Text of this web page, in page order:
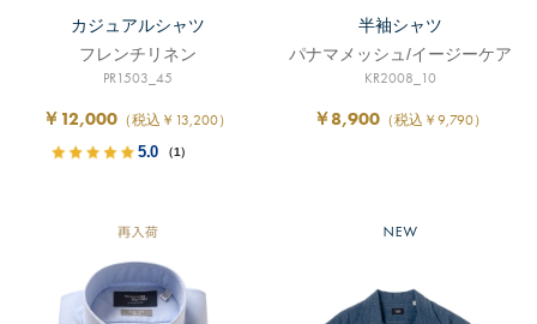
カジュアルシャツ
フレンチリネン
PR1503_45
￥12,000 （税込￥13,200）
5.0 （1）
半袖シャツ
パナマメッシュ/イージーケア
KR2008_10
￥8,900（税込￥9,790）